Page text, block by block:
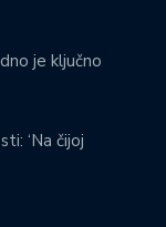
je ključno
‘Na čijoj